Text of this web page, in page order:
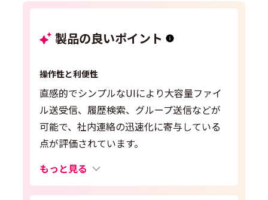
製品の良いポイント
操作性と利便性
直感的でシンプルなUIにより大容量ファイ
ル送受信、履歴検索、グループ送信などが
可能で、社内連絡の迅速化に寄与している
点が評価されています。
もっと見る